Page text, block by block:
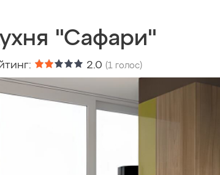
"Сафари"
2.0 (1 голос)